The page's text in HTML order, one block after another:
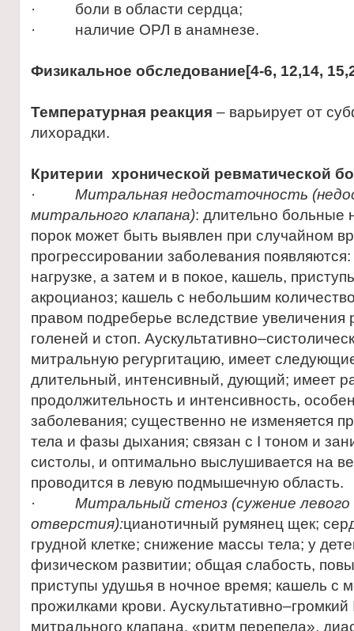
· боли в области сердца;
· наличие ОРЛ в анамнезе.
Физикальное обследование[4-6, 12,14,
Температурная реакция – варьирует от
лихорадки.
Критерии хронической ревматической
· Митральная недостаточность
митрального клапана): длительно больные
порок может быть выявлен при случайном
прогрессировании заболевания
нагрузке, а затем и в покое, кашель,
акроцианоз; кашель с небольшим
правом подреберье вследствие увеличения
голеней и стоп.
митральную регургитацию, имеет
длительный, интенсивный, дующий; имеет
продолжительность и интенсивность,
заболевания; существенно не изменяется
тела и фазы дыхания; связан с I тоном и
систолы, и оптимально выслушивается на
проводится в левую подмышечную область.
· Митральный стеноз (сужение
отверстия):цианотичный румянец щек;
грудной клетке; снижение массы тела; у
физическом развитии; общая слабость,
приступы удушья в ночное время; кашель с
прожилками крови. Аускультативно–громкий
митрального клапана, «ритм перепела»,